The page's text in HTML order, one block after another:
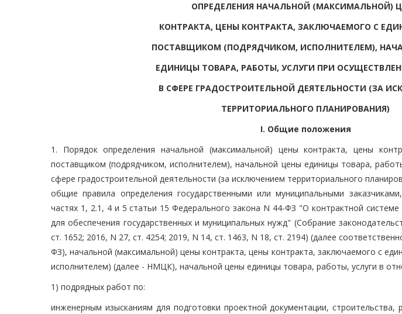
ОПРЕДЕЛЕНИЯ НАЧАЛЬНОЙ (МАКСИМАЛЬНОЙ)
КОНТРАКТА, ЦЕНЫ КОНТРАКТА, ЗАКЛЮЧАЕМОГО С
ПОСТАВЩИКОМ (ПОДРЯДЧИКОМ, ИСПОЛНИТЕЛЕМ),
ЕДИНИЦЫ ТОВАРА, РАБОТЫ, УСЛУГИ ПРИ
В СФЕРЕ ГРАДОСТРОИТЕЛЬНОЙ ДЕЯТЕЛЬНОСТИ (ЗА
ТЕРРИТОРИАЛЬНОГО ПЛАНИРОВАНИЯ)
I. Общие положения
1. Порядок определения начальной (максимальной) цены контракта, цены
поставщиком (подрядчиком, исполнителем), начальной цены единицы товара,
сфере градостроительной деятельности (за исключением территориального
общие правила определения государственными или муниципальными
частях 1, 2.1, 4 и 5 статьи 15 Федерального закона N 44-ФЗ "О контрактной
для обеспечения государственных и муниципальных нужд" (Собрание
ст. 1652; 2016, N 27, ст. 4254; 2019, N 14, ст. 1463, N 18, ст. 2194) (далее
ФЗ), начальной (максимальной) цены контракта, цены контракта, заключаемого с
исполнителем) (далее - НМЦК), начальной цены единицы товара, работы, услуги в
1) подрядных работ по:
инженерным изысканиям для подготовки проектной документации, строительства,